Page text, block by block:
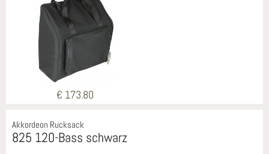
€ 173.80
Akkordeon Rucksack
825 120-Bass schwarz